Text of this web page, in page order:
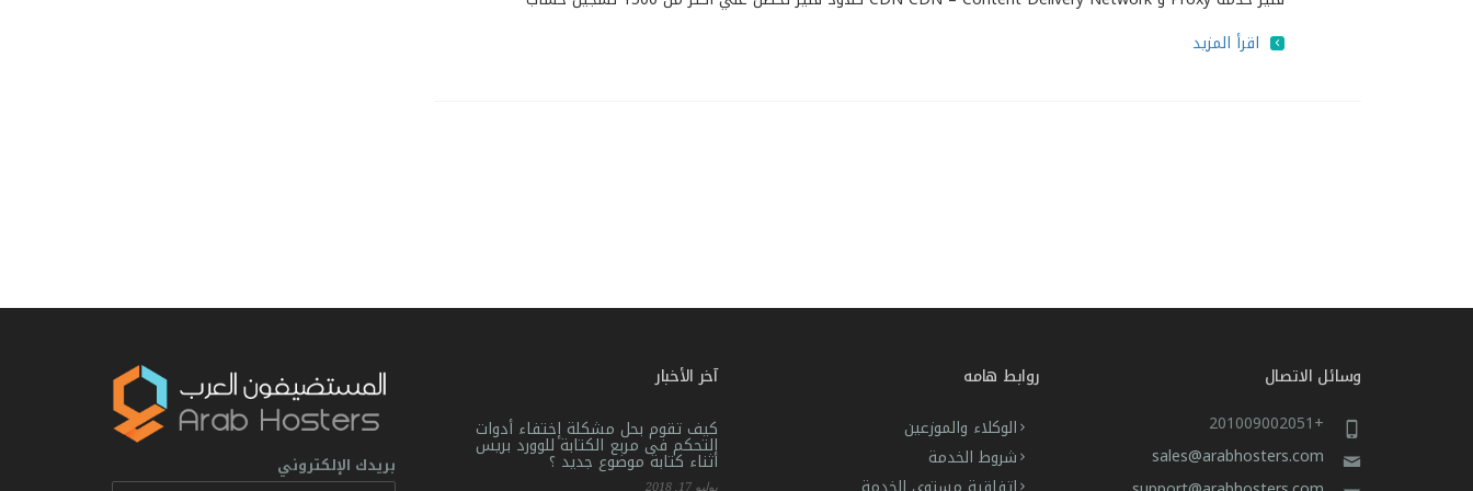
اقرأ المزيد
وسائل الاتصال
+201009002051
sales@arabhosters.com
روابط هامه
الوكلاء والموزعين
شروط الخدمة
آخر الأخبار
كيف تقوم بحل مشكلة إختفاء أدوات
التحكم فى مربع الكتابة للوورد بريس
أثناء كتابة موضوع جديد ؟
يوليو 17, 2018
بريدك الإلكتروني